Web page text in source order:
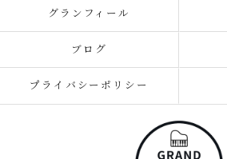
グランフィール
ブログ
プライバシーポリシー